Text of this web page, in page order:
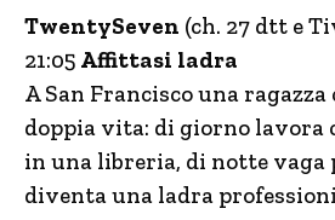
TwentySeven (ch. 27 dtt e
21:05 Affittasi ladra
A San Francisco una ragazza
doppia vita: di giorno lavora
in una libreria, di notte vaga
diventa una ladra